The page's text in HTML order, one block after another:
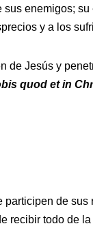
enemigos;
y a los
de Jesús y
quod et in
participen de
recibir todo de